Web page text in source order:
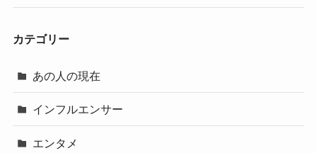
カテゴリー
あの人の現在
インフルエンサー
エンタメ